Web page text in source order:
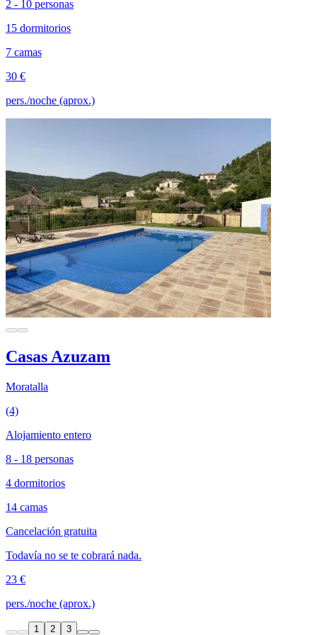
2 - 10 personas
15 dormitorios
7 camas
30 €
pers./noche (aprox.)
Casas Azuzam
Moratalla
(4)
Alojamiento entero
8 - 18 personas
4 dormitorios
14 camas
Cancelación gratuita
Todavía no se te cobrará nada.
23 €
pers./noche (aprox.)
1 2 3